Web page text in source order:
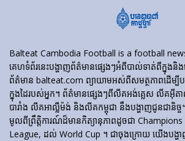
Balteat Cambodia Football is a football
គេហទំព័រ​នេះ​បង្ហាញ​ព័ត៌មាន​ផ្សេងៗ​អំពី​បាល់ទាត់​ពី​ក្នុង​និ
ព័ត៌មាន balteat.com ព្យាយាមអស់ពីសមត្ថភាពដើម្បី
ក្នុងដៃរបស់អ្នក។ ព័ត៌មានផ្សេងៗពីលីគអង់គ្លេស លីគ
បារាំង លីគអាល្លឺម៉ង់ និងលីគកម្ពុជា នឹងបង្ហាញជូនជានិច្ច។
មូលពីព្រឹត្តិការណ៍ដ៏មានកិត្យានុភាពដូចជា
League, ដល់ World Cup ។ ជាចុងក្រោយ យើងបង្ហ